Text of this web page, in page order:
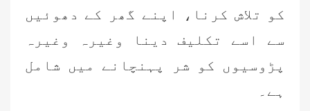
کو تلاش کرنا، اپنے گھر کے دھوئیں
سے اسے تکلیف دینا وغیرہ وغیرہ
پڑوسیوں کو شر پہنچانے میں شامل
ہے۔